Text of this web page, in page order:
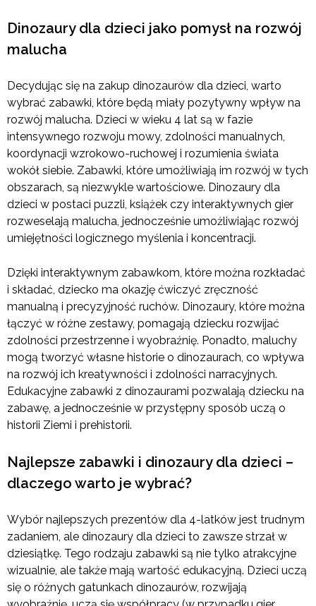
Dinozaury dla dzieci jako pomysł na rozwój
malucha
Decydując się na zakup dinozaurów dla dzieci, warto
wybrać zabawki, które będą miały pozytywny wpływ na
rozwój malucha. Dzieci w wieku 4 lat są w fazie
intensywnego rozwoju mowy, zdolności manualnych,
koordynacji wzrokowo-ruchowej i rozumienia świata
wokół siebie. Zabawki, które umożliwiają im rozwój w tych
obszarach, są niezwykle wartościowe. Dinozaury dla
dzieci w postaci puzzli, książek czy interaktywnych gier
rozweselają malucha, jednocześnie umożliwiając rozwój
umiejętności logicznego myślenia i koncentracji.
Dzięki interaktywnym zabawkom, które można rozkładać
i składać, dziecko ma okazję ćwiczyć zręczność
manualną i precyzyjność ruchów. Dinozaury, które można
łączyć w różne zestawy, pomagają dziecku rozwijać
zdolności przestrzenne i wyobraźnię. Ponadto, maluchy
mogą tworzyć własne historie o dinozaurach, co wpływa
na rozwój ich kreatywności i zdolności narracyjnych.
Edukacyjne zabawki z dinozaurami pozwalają dziecku na
zabawę, a jednocześnie w przystępny sposób uczą o
historii Ziemi i prehistorii.
Najlepsze zabawki i dinozaury dla dzieci –
dlaczego warto je wybrać?
Wybór najlepszych prezentów dla 4-latków jest trudnym
zadaniem, ale dinozaury dla dzieci to zawsze strzał w
dziesiątkę. Tego rodzaju zabawki są nie tylko atrakcyjne
wizualnie, ale także mają wartość edukacyjną. Dzieci uczą
się o różnych gatunkach dinozaurów, rozwijają